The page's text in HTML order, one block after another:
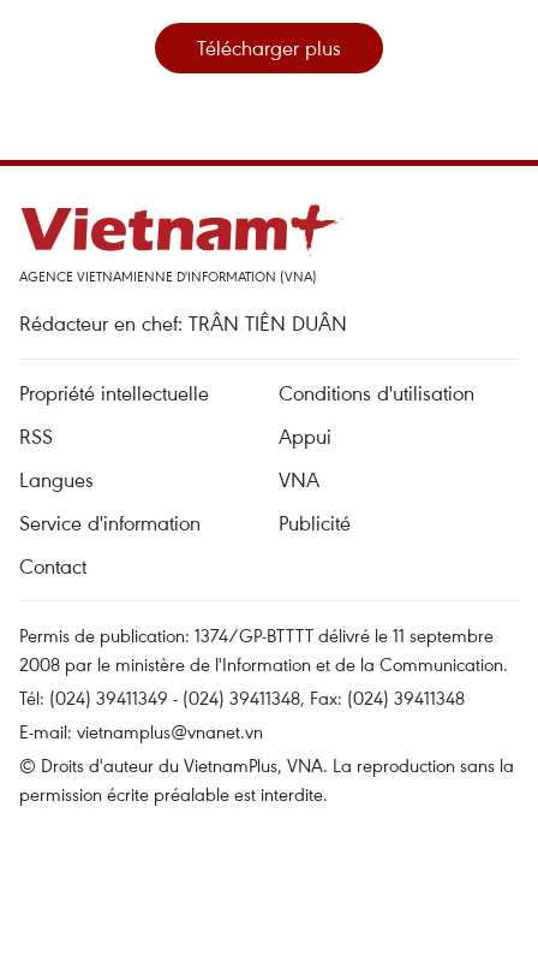
Télécharger plus
AGENCE VIETNAMIENNE D'INFORMATION (VNA)
Rédacteur en chef: TRÂN TIÊN DUÂN
Propriété intellectuelle
Conditions d'utilisation
RSS
Appui
Langues
VNA
Service d'information
Publicité
Contact
Permis de publication: 1374/GP-BTTTT délivré le 11 septembre
2008 par le ministère de l'Information et de la Communication.
Tél: (024) 39411349 - (024) 39411348, Fax: (024) 39411348
E-mail: vietnamplus@vnanet.vn
© Droits d'auteur du VietnamPlus, VNA. La reproduction sans la
permission écrite préalable est interdite.